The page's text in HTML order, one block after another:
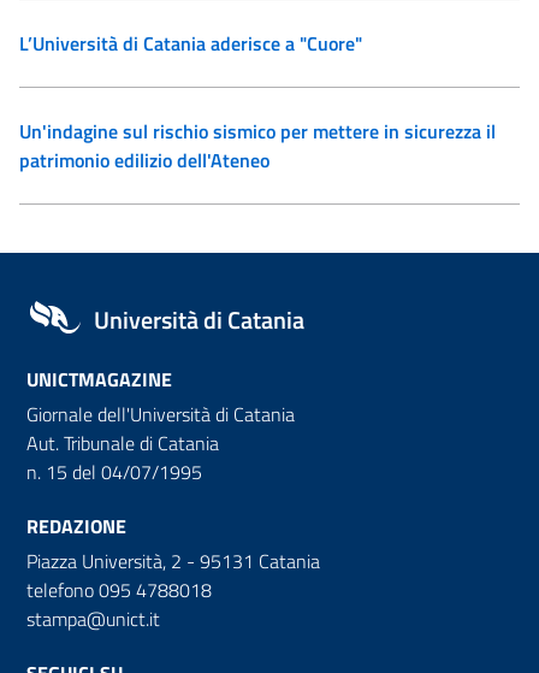
L’Università di Catania aderisce a "Cuore"
Un'indagine sul rischio sismico per mettere in sicurezza il
patrimonio edilizio dell'Ateneo
Università di Catania
UNICTMAGAZINE
Giornale dell'Università di Catania
Aut. Tribunale di Catania
n. 15 del 04/07/1995
REDAZIONE
Piazza Università, 2 - 95131 Catania
telefono 095 4788018
stampa@unict.it